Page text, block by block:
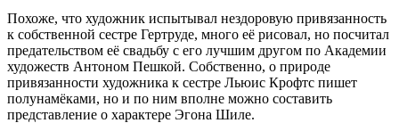
Похоже, что художник испытывал нездоровую привязанность
к собственной сестре Гертруде, много её рисовал, но посчитал
предательством её свадьбу с его лучшим другом по Академии
художеств Антоном Пешкой. Собственно, о природе
привязанности художника к сестре Льюис Крофтс пишет
полунамёками, но и по ним вполне можно составить
представление о характере Эгона Шиле.